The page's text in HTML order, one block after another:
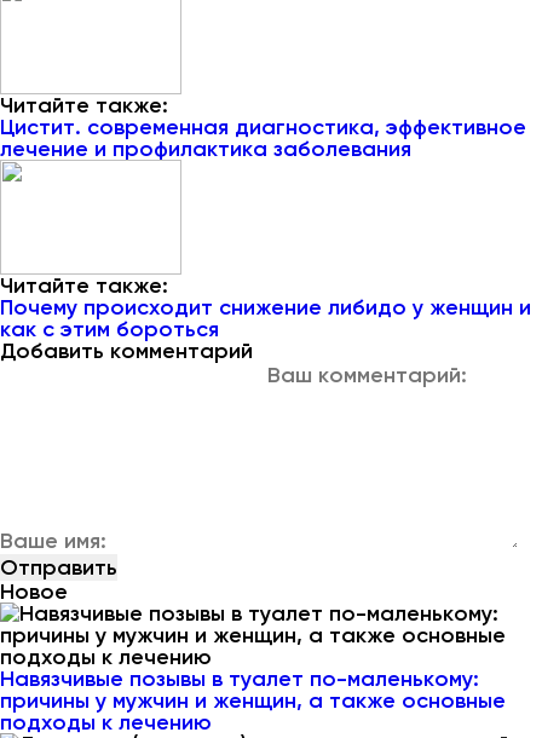
Читайте также:
Цистит. современная диагностика, эффективное
лечение и профилактика заболевания
Читайте также:
Почему происходит снижение либидо у женщин и
как с этим бороться
Добавить комментарий
Новое
Навязчивые позывы в туалет по-маленькому:
причины у мужчин и женщин, а также основные
подходы к лечению